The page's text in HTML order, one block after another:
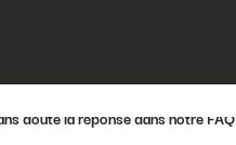
doute la réponse dans notre FAQ